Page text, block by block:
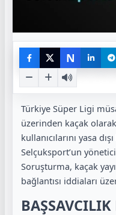
N
Türkiye Süper Ligi
üzerinden kaçak olarak
kullanıcılarını yasa
Selçuksport’un
Soruşturma, kaçak
bağlantısı iddiaları